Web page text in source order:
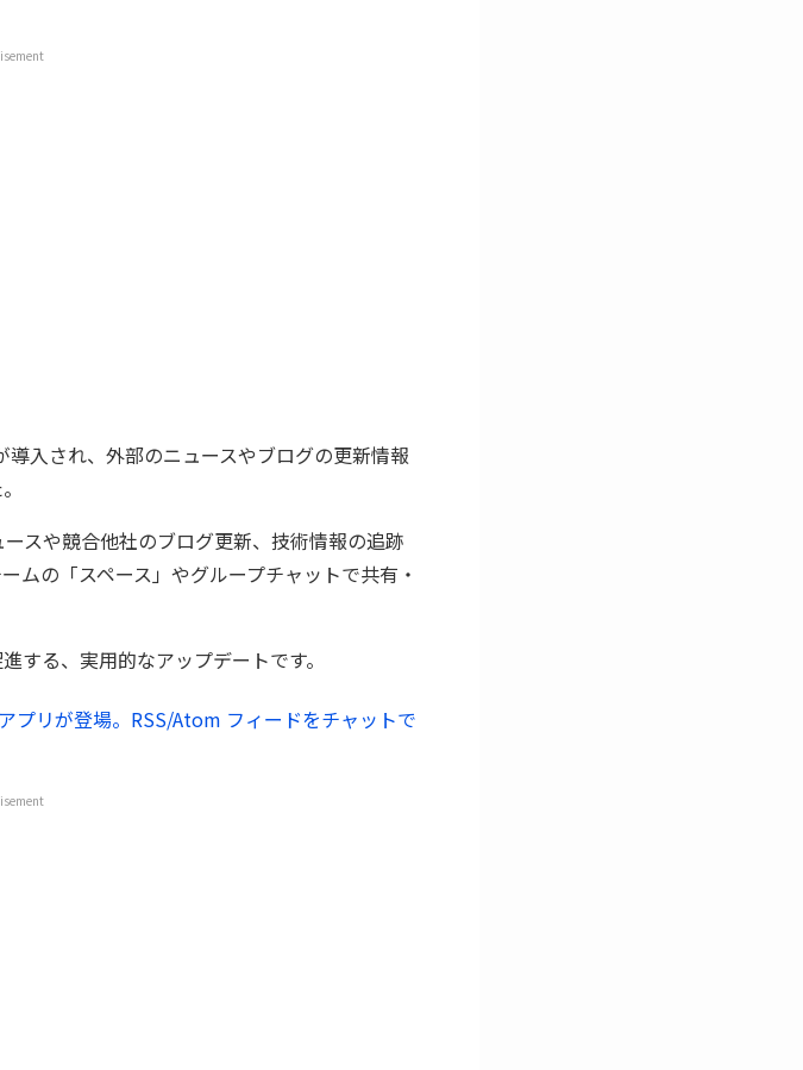
入され、外部のニュースやブログの更新情報
スや競合他社のブログ更新、技術情報の追跡
ムの「スペース」やグループチャットで共有・
する、実用的なアップデートです。
プリが登場。RSS/Atom フィードをチャットで